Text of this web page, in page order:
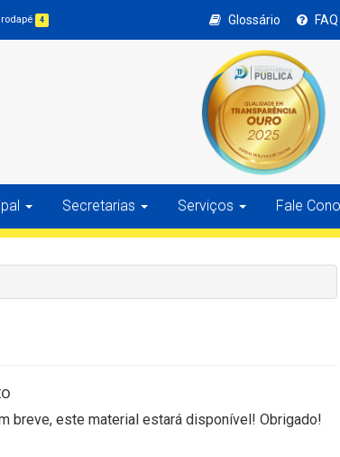
rodapé 4 Glossário FAQ
Secretarias Serviços Fale
breve, este material estará disponível! Obrigado!